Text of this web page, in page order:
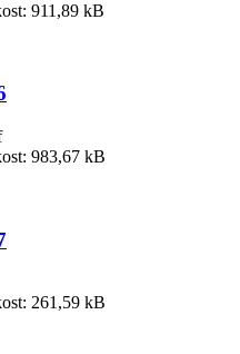
911,89 kB
983,67 kB
261,59 kB